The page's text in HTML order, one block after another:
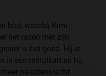
bod, waarbij Kimi
het racen met zijn
is het goed. Hij is
in een rentalkart en hij
paardenkracht